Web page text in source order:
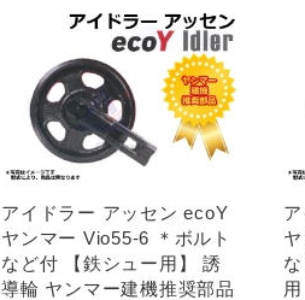
アイドラー アッセン ecoY
ヤンマー Vio55-6 ＊ボルト
など付 【鉄シュー用】 誘
導輪 ヤンマー建機推奨部品